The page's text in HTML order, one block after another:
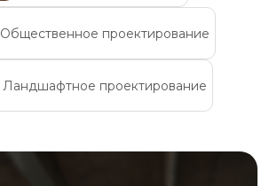
Общественное проектирование
Ландшафтное проектирование